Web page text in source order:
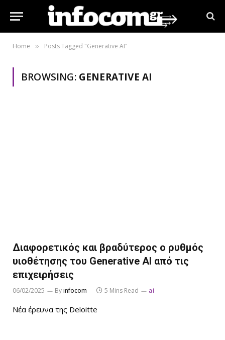
Home » Posts Tagged "Generative AI"
BROWSING: GENERATIVE AI
Διαφορετικός και βραδύτερος ο ρυθμός
υιοθέτησης του Generative AI από τις
επιχειρήσεις
06/02/2025 Byinfocom 5 Mins Read ai
Νέα έρευνα της Deloitte